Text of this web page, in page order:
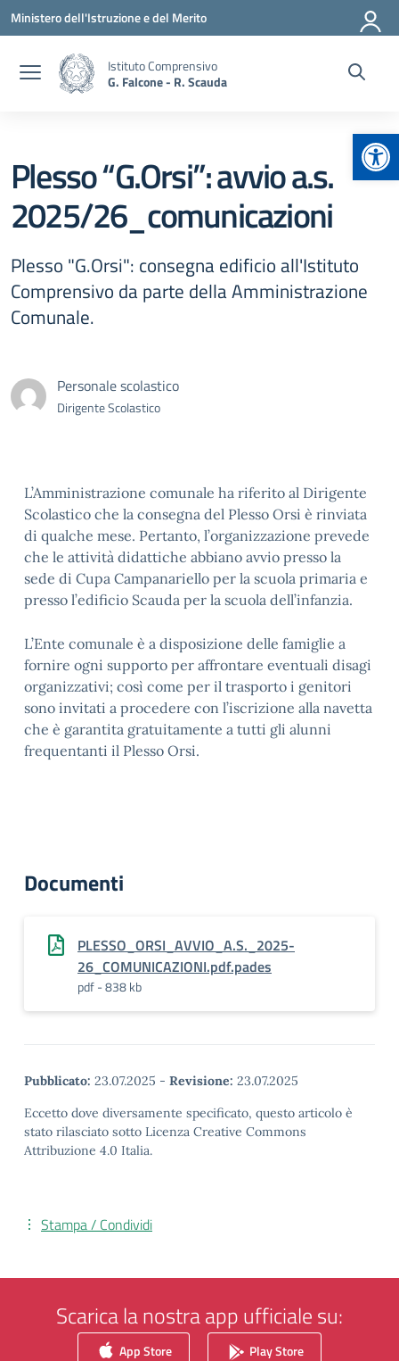
Vai ai contenuti
Vai al menu di navigazione
Vai al footer
Ministero dell'Istruzione e del Merito
Istituto Comprensivo
G. Falcone - R. Scauda
Plesso “G.Orsi”: avvio a.s.
2025/26_comunicazioni
Plesso "G.Orsi": consegna edificio all'Istituto
Comprensivo da parte della Amministrazione
Comunale.
Personale scolastico
Dirigente Scolastico
L’Amministrazione comunale ha riferito al Dirigente
Scolastico che la consegna del Plesso Orsi è rinviata
di qualche mese. Pertanto, l’organizzazione prevede
che le attività didattiche abbiano avvio presso la
sede di Cupa Campanariello per la scuola primaria e
presso l’edificio Scauda per la scuola dell’infanzia.
L’Ente comunale è a disposizione delle famiglie a
fornire ogni supporto per affrontare eventuali disagi
organizzativi; così come per il trasporto i genitori
sono invitati a procedere con l’iscrizione alla navetta
che è garantita gratuitamente a tutti gli alunni
frequentanti il Plesso Orsi.
Documenti
PLESSO_ORSI_AVVIO_A.S._2025-
26_COMUNICAZIONI.pdf.pades
pdf - 838 kb
Pubblicato: 23.07.2025 - Revisione: 23.07.2025
Eccetto dove diversamente specificato, questo articolo è
stato rilasciato sotto Licenza Creative Commons
Attribuzione 4.0 Italia.
Stampa / Condividi
Scarica la nostra app ufficiale su:
App Store Play Store